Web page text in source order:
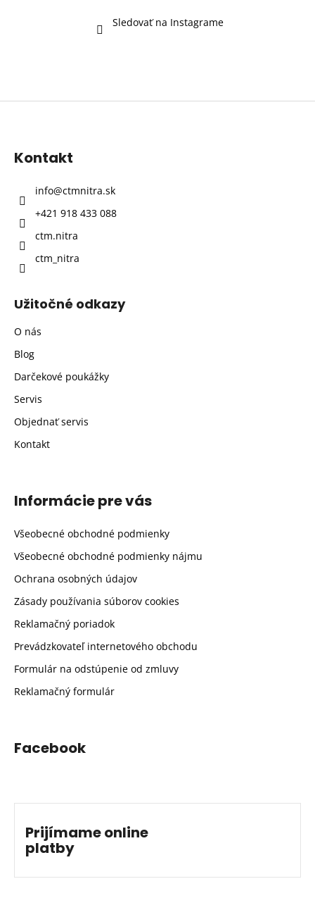
Sledovať na Instagrame
Z
Kontakt
info@ctmnitra.sk
+421 918 433 088
ctm.nitra
ctm_nitra
Užitočné odkazy
O nás
Blog
Darčekové poukážky
Servis
Objednať servis
Kontakt
Informácie pre vás
Všeobecné obchodné podmienky
Všeobecné obchodné podmienky nájmu
Ochrana osobných údajov
Zásady používania súborov cookies
Reklamačný poriadok
Prevádzkovateľ internetového obchodu
Formulár na odstúpenie od zmluvy
Reklamačný formulár
Facebook
Prijímame online
platby